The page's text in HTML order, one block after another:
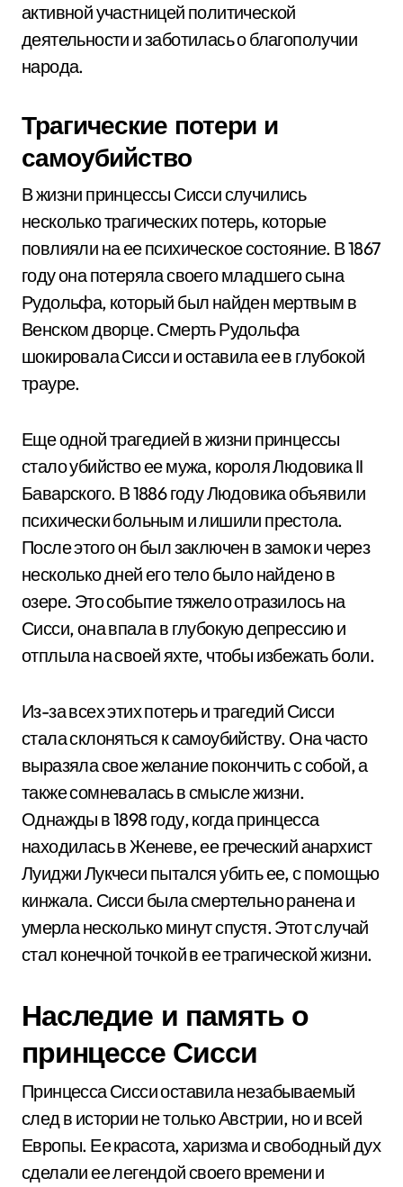
активной участницей политической
деятельности и заботилась о благополучии
народа.
Трагические потери и
самоубийство
В жизни принцессы Сисси случились
несколько трагических потерь, которые
повлияли на ее психическое состояние. В 1867
году она потеряла своего младшего сына
Рудольфа, который был найден мертвым в
Венском дворце. Смерть Рудольфа
шокировала Сисси и оставила ее в глубокой
трауре.
Еще одной трагедией в жизни принцессы
стало убийство ее мужа, короля Людовика II
Баварского. В 1886 году Людовика объявили
психически больным и лишили престола.
После этого он был заключен в замок и через
несколько дней его тело было найдено в
озере. Это событие тяжело отразилось на
Сисси, она впала в глубокую депрессию и
отплыла на своей яхте, чтобы избежать боли.
Из-за всех этих потерь и трагедий Сисси
стала склоняться к самоубийству. Она часто
выразяла свое желание покончить с собой, а
также сомневалась в смысле жизни.
Однажды в 1898 году, когда принцесса
находилась в Женеве, ее греческий анархист
Луиджи Лукчеси пытался убить ее, с помощью
кинжала. Сисси была смертельно ранена и
умерла несколько минут спустя. Этот случай
стал конечной точкой в ее трагической жизни.
Наследие и память о
принцессе Сисси
Принцесса Сисси оставила незабываемый
след в истории не только Австрии, но и всей
Европы. Ее красота, харизма и свободный дух
сделали ее легендой своего времени и